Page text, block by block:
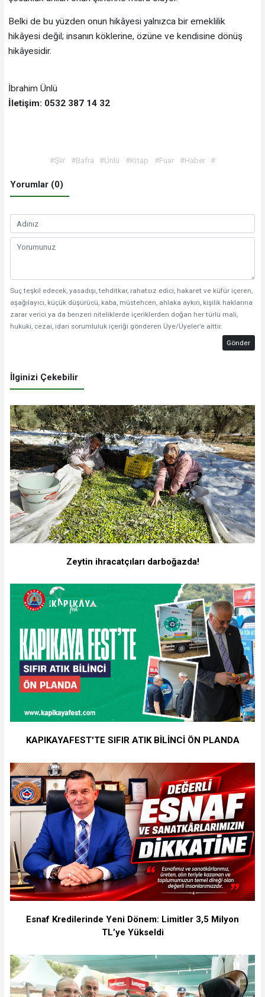
Belki de bu yüzden onun hikâyesi yalnızca bir emeklilik
hikâyesi değil; insanın köklerine, özüne ve kendisine dönüş
hikâyesidir.
İbrahim Ünlü
İletişim: 0532 387 14 32
#Şiir #Bafra #Ünlü #Kitap #Fuar #Haber #
Yorumlar (0)
Suç teşkil edecek, yasadışı, tehditkar, rahatsız edici, hakaret ve küfür içeren,
aşağılayıcı, küçük düşürücü, kaba, müstehcen, ahlaka aykırı, kişilik haklarına
zarar verici ya da benzeri niteliklerde içeriklerden doğan her türlü mali,
hukuki, cezai, idari sorumluluk içeriği gönderen Üye/Üyeler’e aittir.
Gönder
İlginizi Çekebilir
Zeytin ihracatçıları darboğazda!
KAPIKAYAFEST'TE SIFIR ATIK BİLİNCİ ÖN PLANDA
Esnaf Kredilerinde Yeni Dönem: Limitler 3,5 Milyon
TL’ye Yükseldi